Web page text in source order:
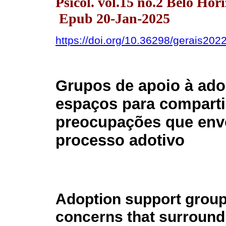
Epub 20-Jan-2025
https://doi.org/10.36298/
Grupos de apoio à
espaços para
preocupações que
processo adotivo
Adoption support
concerns that